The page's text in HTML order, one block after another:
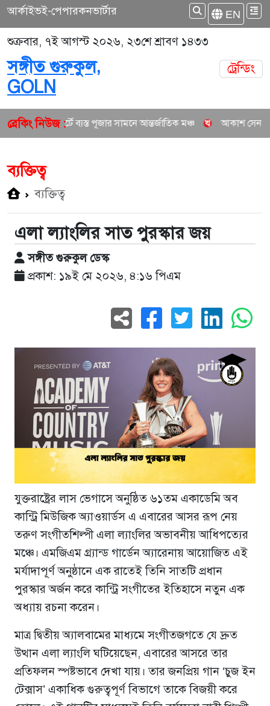
আর্কাইভই-পেপারকনভার্টার EN
শুক্রবার, ৭ই আগস্ট ২০২৬, ২৩শে শ্রাবণ ১৪৩৩
সঙ্গীত গুরুকুল,
GOLN
ট্রেন্ডিং
ব্রেকিং নিউজ :
ব্যস্ত পূজার সামনে আন্তর্জাতিক মঞ্চ আকাশ সেন ও নিশি
ব্যক্তিত্ব
ব্যক্তিত্ব
এলা ল্যাংলির সাত পুরস্কার জয়
সঙ্গীত গুরুকুল ডেস্ক
প্রকাশ: ১৯ই মে ২০২৬, ৪:১৬ পিএম
যুক্তরাষ্ট্রের লাস ভেগাসে অনুষ্ঠিত ৬১তম একাডেমি অব
কান্ট্রি মিউজিক অ্যাওয়ার্ডস এ এবারের আসর রূপ নেয়
তরুণ সংগীতশিল্পী এলা ল্যাংলির অভাবনীয় আধিপত্যের
মঞ্চে। এমজিএম গ্র্যান্ড গার্ডেন অ্যারেনায় আয়োজিত এই
মর্যাদাপূর্ণ অনুষ্ঠানে এক রাতেই তিনি সাতটি প্রধান
পুরস্কার অর্জন করে কান্ট্রি সংগীতের ইতিহাসে নতুন এক
অধ্যায় রচনা করেন।
মাত্র দ্বিতীয় অ্যালবামের মাধ্যমে সংগীতজগতে যে দ্রুত
উত্থান এলা ল্যাংলি ঘটিয়েছেন, এবারের আসরে তার
প্রতিফলন স্পষ্টভাবে দেখা যায়। তার জনপ্রিয় গান ‘চুজ ইন
টেক্সাস’ একাধিক গুরুত্বপূর্ণ বিভাগে তাকে বিজয়ী করে